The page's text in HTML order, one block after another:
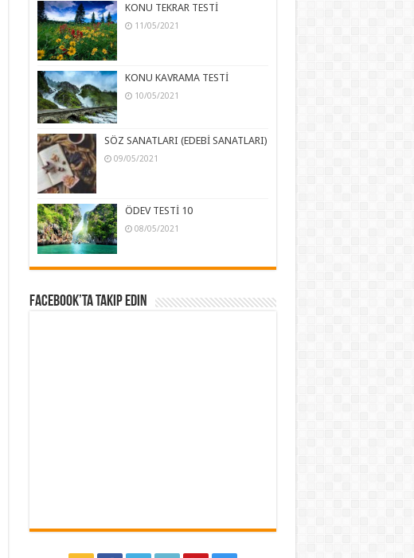
KONU TEKRAR TESTİ
11/05/2021
KONU KAVRAMA TESTİ
10/05/2021
SÖZ SANATLARI (EDEBİ SANATLARI)
09/05/2021
ÖDEV TESTİ 10
08/05/2021
Facebook’ta Takip Edin